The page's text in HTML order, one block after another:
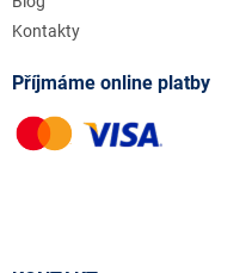
Kontakty
Příjmáme online platby